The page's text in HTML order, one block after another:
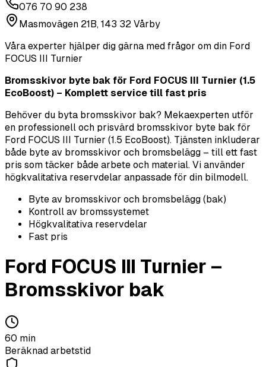
076 70 90 238
Masmovägen 21B, 143 32 Vårby
Våra experter hjälper dig gärna med frågor om din Ford
FOCUS III Turnier
Bromsskivor byte bak för Ford FOCUS III Turnier (1.5
EcoBoost) – Komplett service till fast pris
Behöver du byta bromsskivor bak? Mekaexperten utför
en professionell och prisvärd bromsskivor byte bak för
Ford FOCUS III Turnier (1.5 EcoBoost). Tjänsten inkluderar
både byte av bromsskivor och bromsbelägg – till ett fast
pris som täcker både arbete och material. Vi använder
högkvalitativa reservdelar anpassade för din bilmodell.
Byte av bromsskivor och bromsbelägg (bak)
Kontroll av bromssystemet
Högkvalitativa reservdelar
Fast pris
Ford FOCUS III Turnier –
Bromsskivor bak
60 min
Beräknad arbetstid